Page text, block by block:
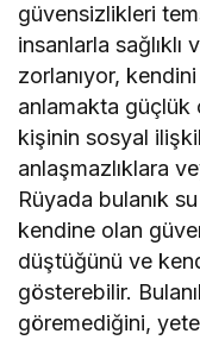
güvensizlikleri
insanlarla sağlıklı
zorlanıyor,
anlamakta güçlük
kişinin sosyal
anlaşmazlıklara
Rüyada bulanık
kendine olan
düştüğünü ve
gösterebilir.
göremediğini,